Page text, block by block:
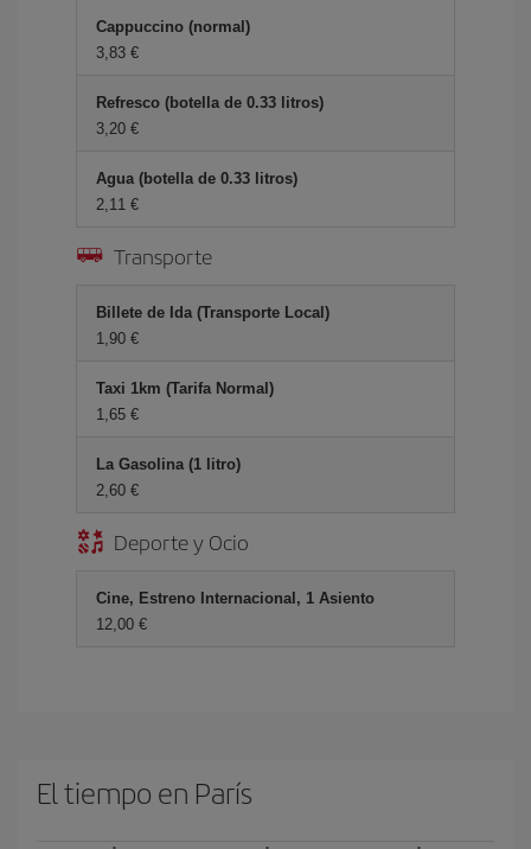
Cappuccino (normal)
3,83 €
Refresco (botella de 0.33 litros)
3,20 €
Agua (botella de 0.33 litros)
2,11 €
Transporte
Billete de Ida (Transporte Local)
1,90 €
Taxi 1km (Tarifa Normal)
1,65 €
La Gasolina (1 litro)
2,60 €
Deporte y Ocio
Cine, Estreno Internacional, 1 Asiento
12,00 €
El tiempo en París